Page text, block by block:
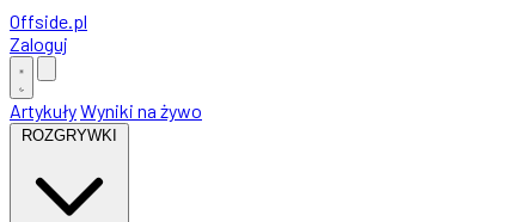
Offside.pl
Zaloguj
ArtykułyWyniki na żywo
ROZGRYWKI